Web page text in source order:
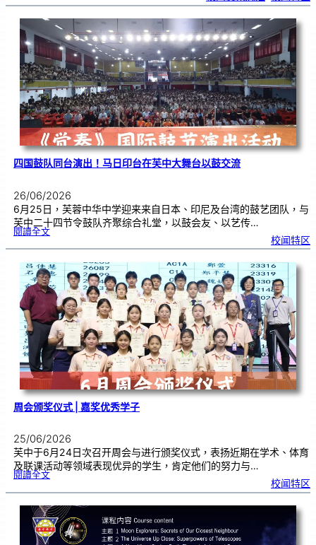
获
际
物
理
赛
金
牌
！
四国鼓队同台演出！马日印台在芙中大舞台以鼓交流
26/06/2026
6月25日，芙蓉中华中学迎来来自日本、印尼及台湾的鼓艺团队，与
芙中二十四节令鼓队齐聚综合礼堂，以鼓会友、以艺传…
閱讀全文:四
队
台
演
出
！
马
日
印
台
在
芙
中
大
舞
台
以
鼓
交
流
校闻特区
周会颁奖仪式 | 嘉奖优秀学子
25/06/2026
芙中于6月24日次召开周会与进行颁奖仪式，表扬近期在学术、体育
及联课活动等领域表现优异的学生，肯定他们的努力与…
閱讀全文:周
奖
式
|嘉
奖
优
秀
学
子
校闻特区